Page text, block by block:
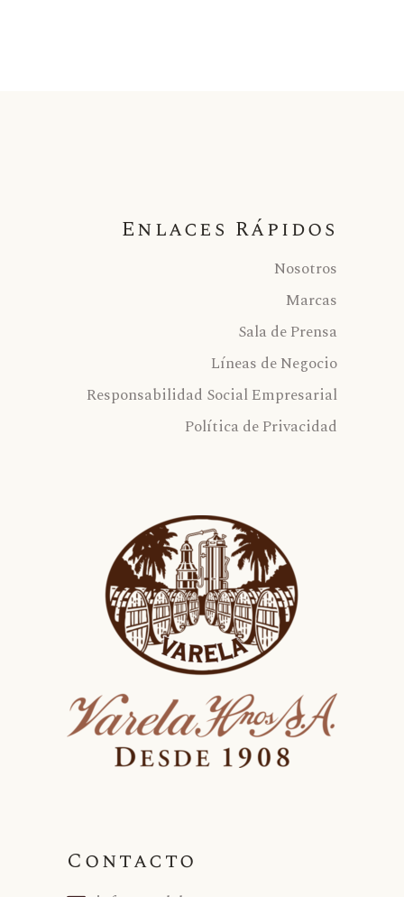
Enlaces Rápidos
Nosotros
Marcas
Sala de Prensa
Líneas de Negocio
Responsabilidad Social Empresarial
Política de Privacidad
Contacto